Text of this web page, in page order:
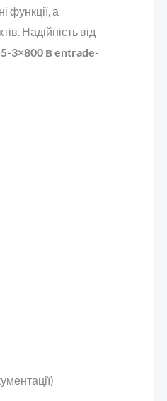
функції, а
Надійність від
3×800 в entrade-